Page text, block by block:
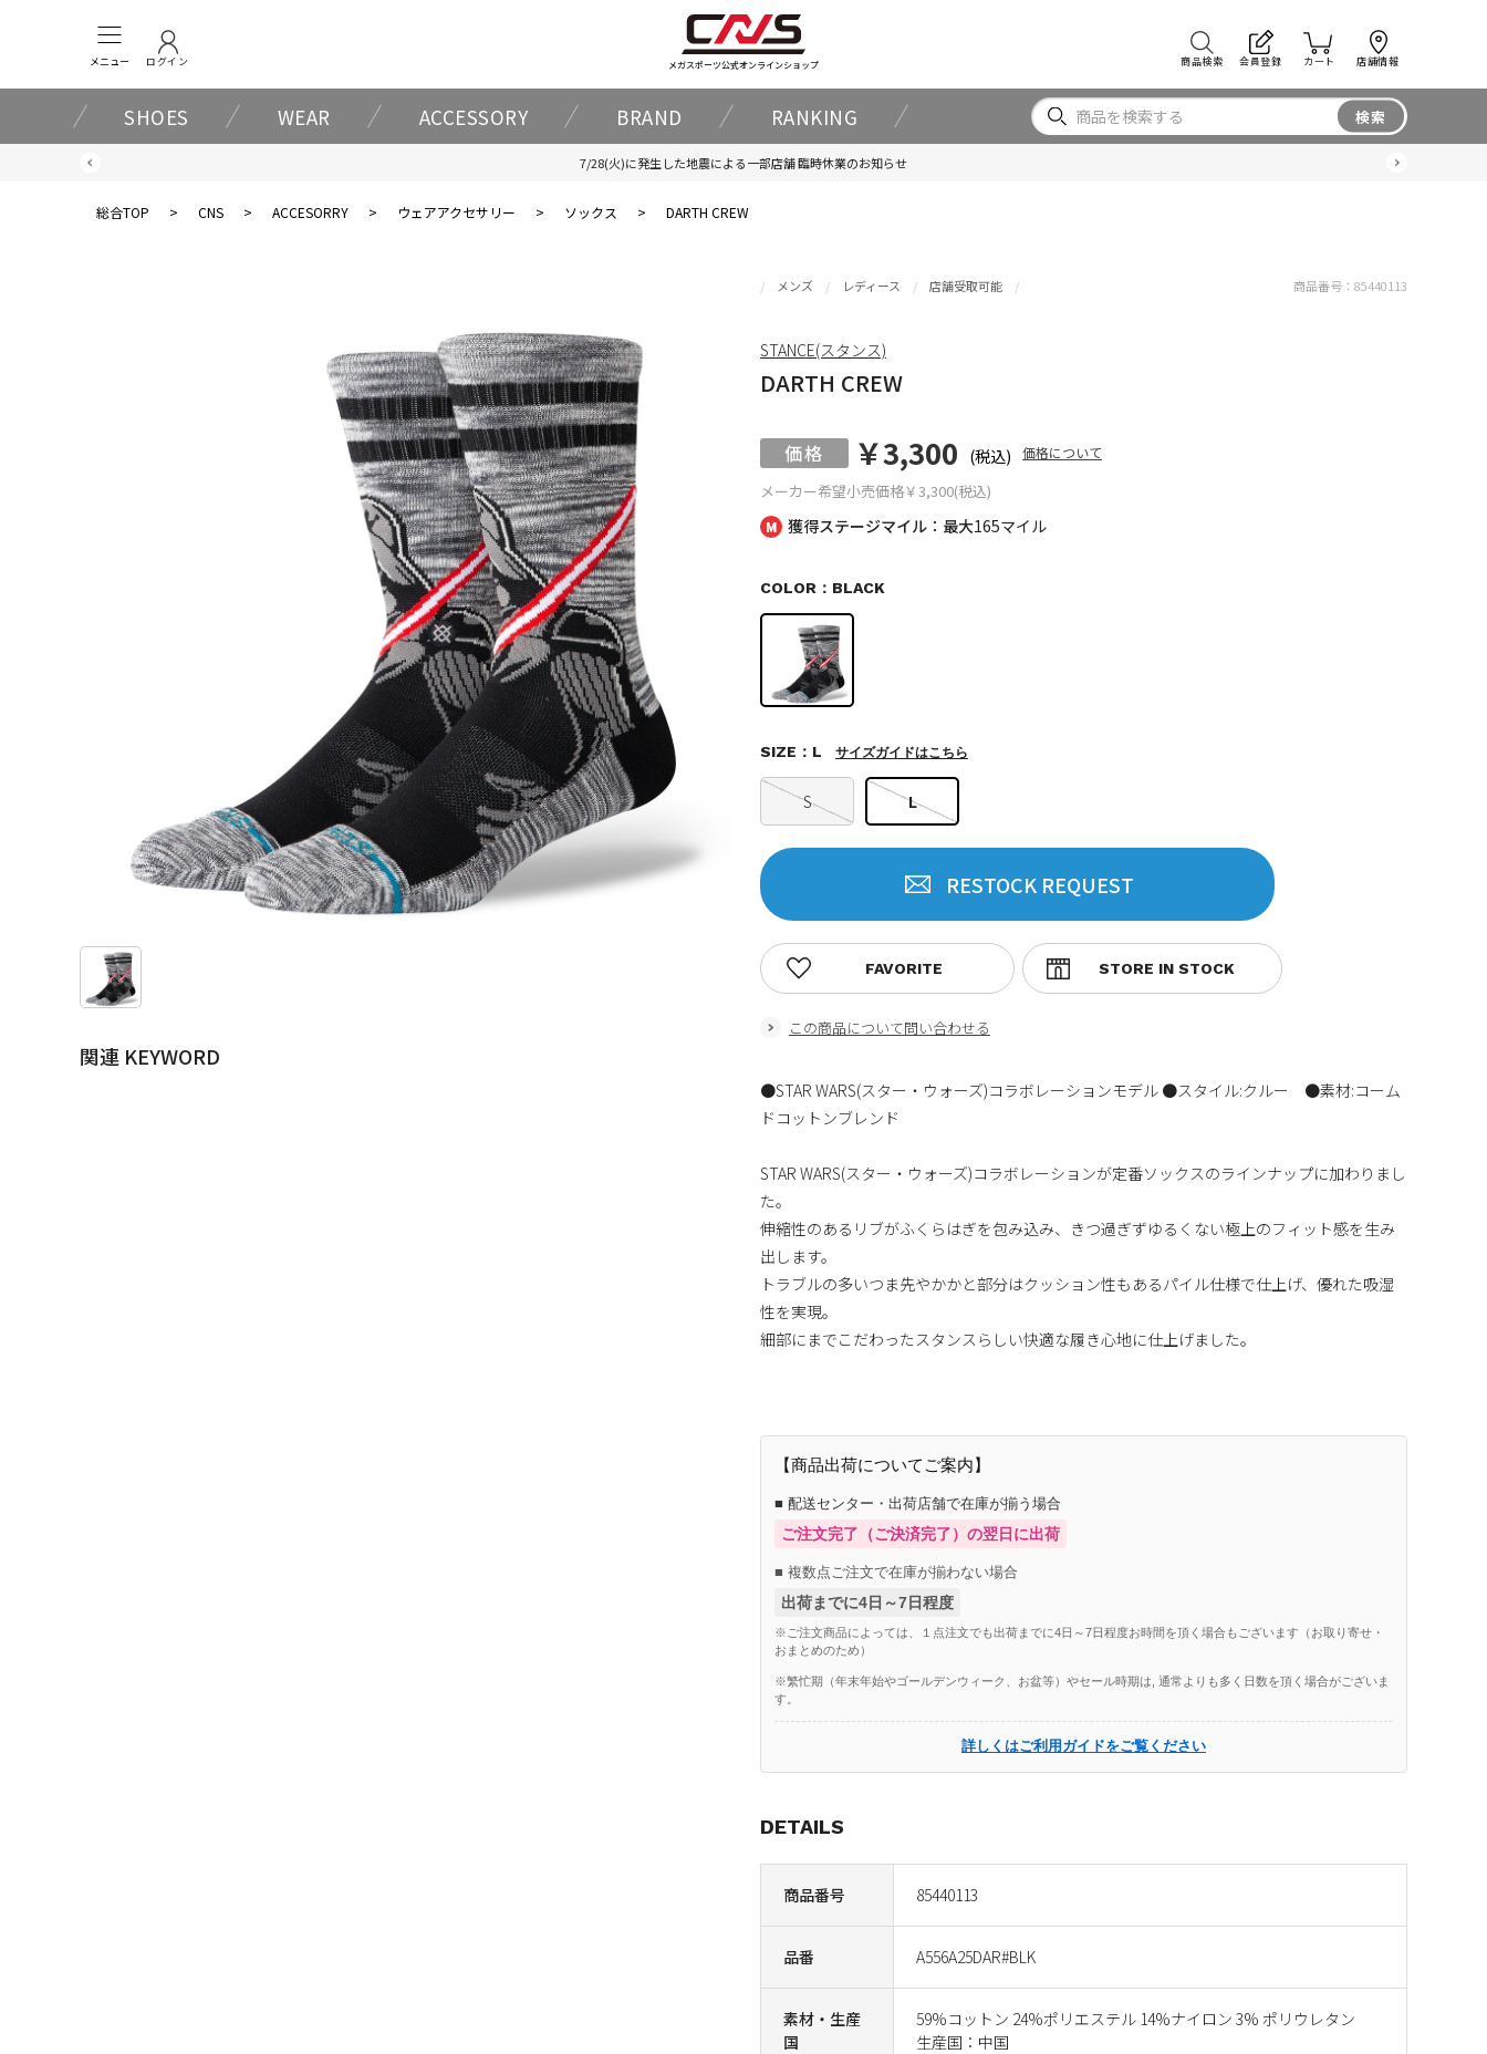
メニュー ログイン メガスポーツ公式オンラインショップ 商品検索 会員登録 カート 店舗情報
SHOES WEAR ACCESSORY BRAND RANKING 検索
7/28(火)に発生した地震による一部店舗 臨時休業のお知らせ
総合TOP > CNS > ACCESORRY > ウェアアクセサリー > ソックス > DARTH CREW
関連 KEYWORD
獲得ステージマイル：最大165マイル
メンズ レディース 店舗受取可能
DARTH CREW
メーカー希望小売価格￥3,300(税込)
￥3,300 (税込) 価格について
商品番号 85440113
品番 A556A25DAR#BLK
素材・生産
国
59%コットン 24%ポリエステル 14%ナイロン 3% ポリウレタン
生産国：中国
COLOR：BLACK
S L
SIZE：L サイズガイドはこちら
RESTOCK REQUEST
この商品について問い合わせる
FAVORITE
商品番号： 85440113
STANCE(スタンス)
●STAR WARS(スター・ウォーズ)コラボレーションモデル ●スタイル:クルー ●素材:コーム
ドコットンブレンド
STAR WARS(スター・ウォーズ)コラボレーションが定番ソックスのラインナップに加わりまし
た。
伸縮性のあるリブがふくらはぎを包み込み、きつ過ぎずゆるくない極上のフィット感を生み
出します。
トラブルの多いつま先やかかと部分はクッション性もあるパイル仕様で仕上げ、優れた吸湿
性を実現。
細部にまでこだわったスタンスらしい快適な履き心地に仕上げました。
【商品出荷についてご案内】
■ 配送センター・出荷店舗で在庫が揃う場合
ご注文完了（ご決済完了）の翌日に出荷
■ 複数点ご注文で在庫が揃わない場合
出荷までに4日～7日程度
※ご注文商品によっては、１点注文でも出荷までに4日～7日程度お時間を頂く場合もございます（お取り寄せ・
おまとめのため）
※繁忙期（年末年始やゴールデンウィーク、お盆等）やセール時期は, 通常よりも多く日数を頂く場合がございま
す。
詳しくはご利用ガイドをご覧ください
DETAILS